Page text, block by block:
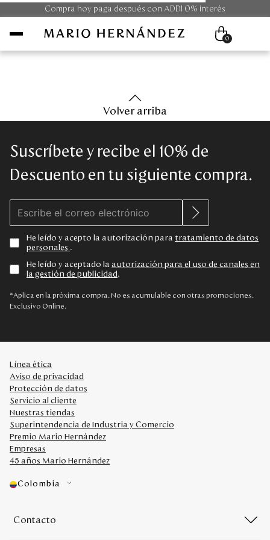
Compra hoy paga después con ADDI 0% interés
Hombre
Unisex
Colecciones
Outlet
Disney
Servicio al cliente
Nuestras Tiendas
Colombia
Panamá
0
Volver arriba
Suscríbete y recibe el 10% de
Descuento en tu siguiente compra.
He leído y acepto la autorización para tratamiento de datos
personales .
He leído y aceptado la autorización para el uso de canales en
la gestión de publicidad .
*Aplica en la próxima compra. No es acumulable con otras promociones.
Exclusivo Online.
Línea ética
Aviso de privacidad
Protección de datos
Servicio al cliente
Nuestras tiendas
Superintendencia de Industria y Comercio
Premio Mario Hernández
Empresas
45 años Mario Hernández
Colombia
Contacto